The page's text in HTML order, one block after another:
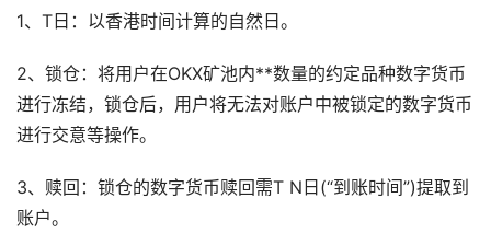
1、T日：以香港时间计算的自然日。
2、锁仓：将用户在OKX矿池内**数量的约定品种数字货币
进行冻结，锁仓后，用户将无法对账户中被锁定的数字货币
进行交意等操作。
3、赎回：锁仓的数字货币赎回需T N日(“到账时间”)提取到
账户。